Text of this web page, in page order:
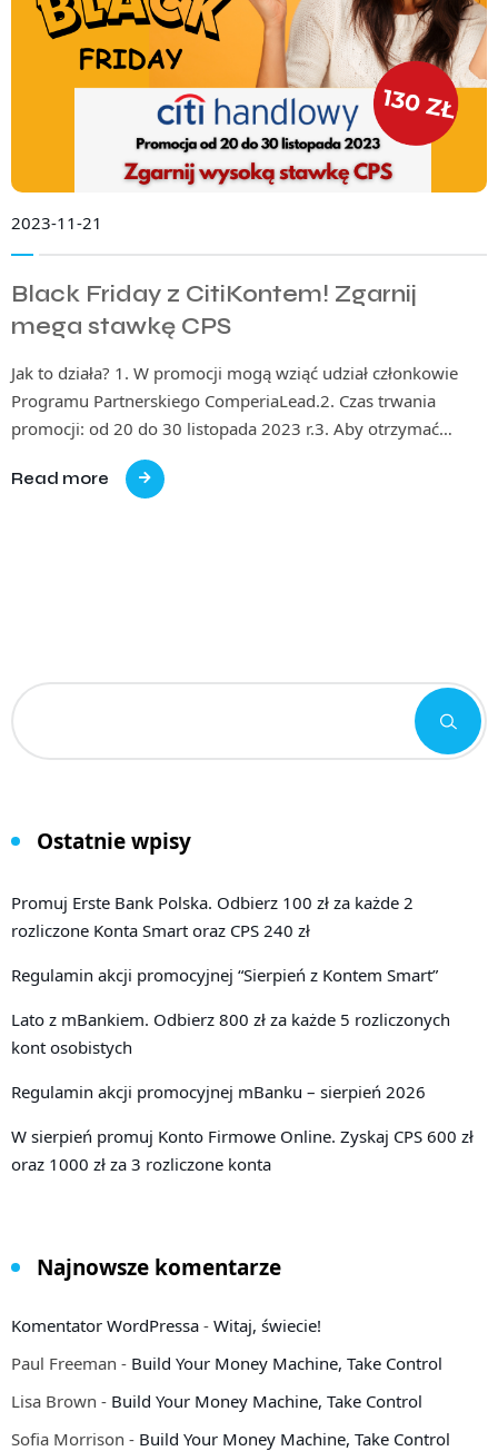
2023-11-21
Black Friday z CitiKontem! Zgarnij
mega stawkę CPS
Jak to działa? 1. W promocji mogą wziąć udział członkowie
Programu Partnerskiego ComperiaLead.2. Czas trwania
promocji: od 20 do 30 listopada 2023 r.3. Aby otrzymać…
Read more
Ostatnie wpisy
Promuj Erste Bank Polska. Odbierz 100 zł za każde 2
rozliczone Konta Smart oraz CPS 240 zł
Regulamin akcji promocyjnej “Sierpień z Kontem Smart”
Lato z mBankiem. Odbierz 800 zł za każde 5 rozliczonych
kont osobistych
Regulamin akcji promocyjnej mBanku – sierpień 2026
W sierpień promuj Konto Firmowe Online. Zyskaj CPS 600 zł
oraz 1000 zł za 3 rozliczone konta
Najnowsze komentarze
Komentator WordPressa - Witaj, świecie!
Paul Freeman - Build Your Money Machine, Take Control
Lisa Brown - Build Your Money Machine, Take Control
Sofia Morrison - Build Your Money Machine, Take Control